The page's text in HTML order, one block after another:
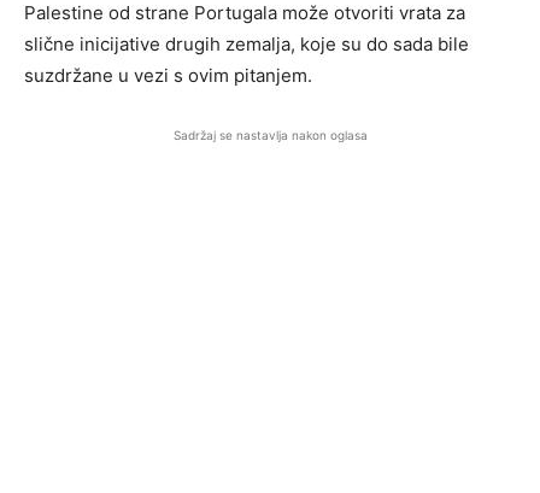
Palestine od strane Portugala može otvoriti vrata za
slične inicijative drugih zemalja, koje su do sada bile
suzdržane u vezi s ovim pitanjem.
Sadržaj se nastavlja nakon oglasa